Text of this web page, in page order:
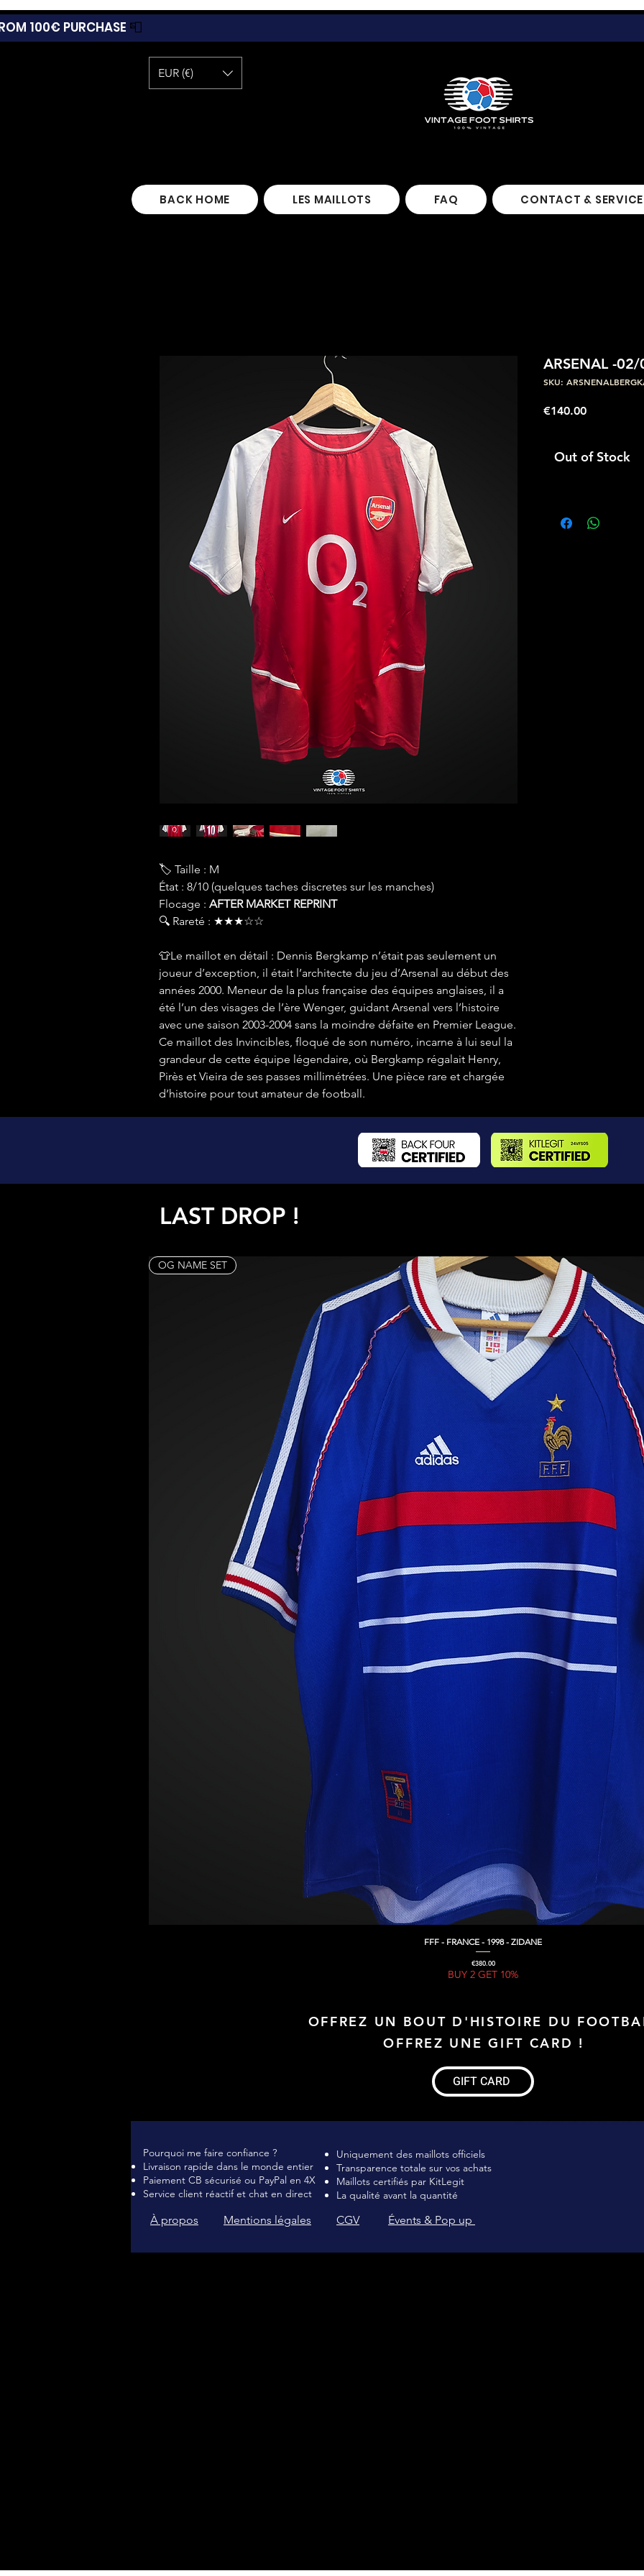
100€ PURCHASE 📮
EUR (€)
BACK HOME LES MAILLOTS FAQ CONTACT &
🏷 Taille : M
État : 8/10 (quelques taches discretes sur les manches)
Flocage : AFTER MARKET REPRINT
🔍 Rareté : ★★★☆☆
👕Le maillot en détail : Dennis Bergkamp n’était pas seulement un
joueur d’exception, il était l’architecte du jeu d’Arsenal au début des
années 2000. Meneur de la plus française des équipes anglaises, il a
été l’un des visages de l’ère Wenger, guidant Arsenal vers l’histoire
avec une saison 2003-2004 sans la moindre défaite en Premier League.
Ce maillot des Invincibles, floqué de son numéro, incarne à lui seul la
grandeur de cette équipe légendaire, où Bergkamp régalait Henry,
Pirès et Vieira de ses passes millimétrées. Une pièce rare et chargée
d’histoire pour tout amateur de football.
ARSENAL -
SKU:
€140.00Price
Out of Stock
LAST DROP !
Quick View
OG NAME SET
FFF - FRANCE - 1998 - ZIDANE
Price
€380.00
BUY 2 GET 10%
OFFREZ UN BOUT D'HISTOIRE DU
OFFREZ UNE GIFT CARD !
GIFT CARD
Pourquoi me faire confiance ?
Livraison rapide dans le monde entier
Paiement CB sécurisé ou PayPal en 4X
Service client réactif et chat en direct
Uniquement des maillots officiels
Transparence totale sur vos achats
Maillots certifiés par KitLegit
La qualité avant la quantité
À propos Mentions légales CGV Évents & Pop up